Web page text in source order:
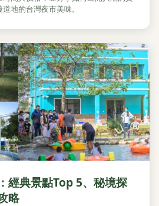
地的台灣夜市美味。
經典景點Top 5、秘境探
略